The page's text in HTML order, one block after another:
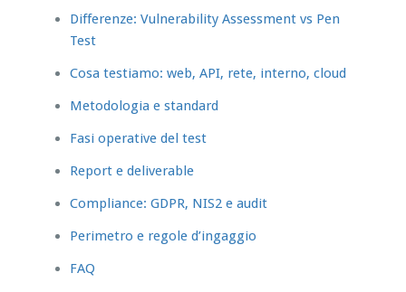
Differenze: Vulnerability Assessment vs Pen
Test
Cosa testiamo: web, API, rete, interno, cloud
Metodologia e standard
Fasi operative del test
Report e deliverable
Compliance: GDPR, NIS2 e audit
Perimetro e regole d’ingaggio
FAQ